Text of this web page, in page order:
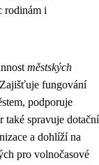
rodinám i
městských
fungování
podporuje
také spravuje dotační
a dohlíží na
pro volnočasové